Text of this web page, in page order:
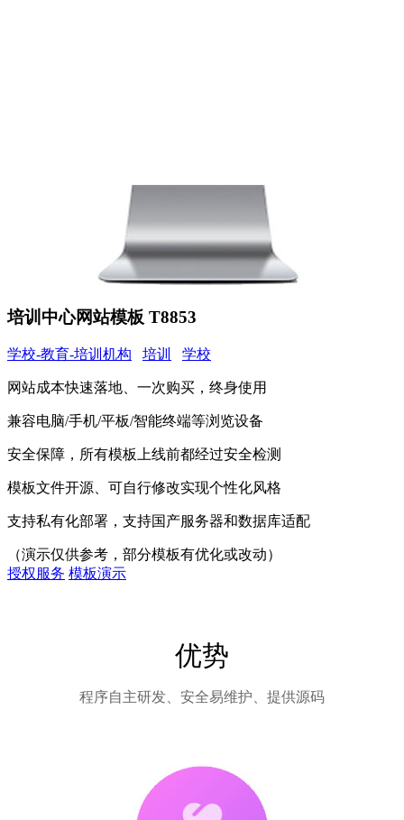
培训中心网站模板 T8853
学校-教育-培训机构 培训 学校
网站成本快速落地、一次购买，终身使用
兼容电脑/手机/平板/智能终端等浏览设备
安全保障，所有模板上线前都经过安全检测
模板文件开源、可自行修改实现个性化风格
支持私有化部署，支持国产服务器和数据库适配
（演示仅供参考，部分模板有优化或改动）
授权服务 模板演示
优势
程序自主研发、安全易维护、提供源码